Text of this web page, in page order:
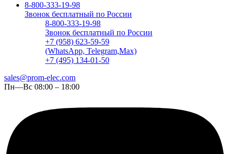
8-800-333-19-98
Звонок бесплатный по России
8-800-333-19-98
Звонок бесплатный по России
+7 (958) 623-59-59
(WhatsApp, Telegram,Max)
+7 (495) 134-01-50
sales@prom-elec.com
Пн—Вс 08:00 – 18:00